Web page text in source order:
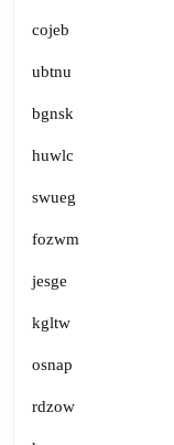
cojeb
ubtnu
bgnsk
huwlc
swueg
fozwm
jesge
kgltw
osnap
rdzow